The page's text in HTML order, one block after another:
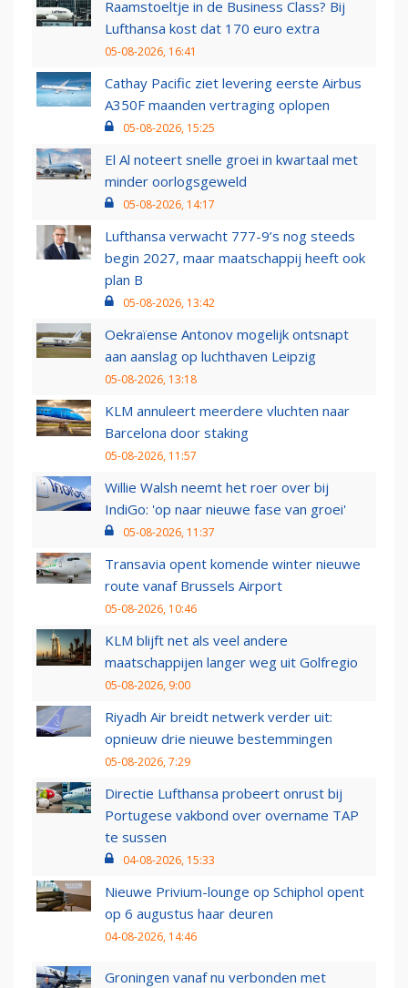
Raamstoeltje in de Business Class? Bij
Lufthansa kost dat 170 euro extra
05-08-2026, 16:41
Cathay Pacific ziet levering eerste Airbus
A350F maanden vertraging oplopen
05-08-2026, 15:25
El Al noteert snelle groei in kwartaal met
minder oorlogsgeweld
05-08-2026, 14:17
Lufthansa verwacht 777-9’s nog steeds
begin 2027, maar maatschappij heeft ook
plan B
05-08-2026, 13:42
Oekraïense Antonov mogelijk ontsnapt
aan aanslag op luchthaven Leipzig
05-08-2026, 13:18
KLM annuleert meerdere vluchten naar
Barcelona door staking
05-08-2026, 11:57
Willie Walsh neemt het roer over bij
IndiGo: 'op naar nieuwe fase van groei'
05-08-2026, 11:37
Transavia opent komende winter nieuwe
route vanaf Brussels Airport
05-08-2026, 10:46
KLM blijft net als veel andere
maatschappijen langer weg uit Golfregio
05-08-2026, 9:00
Riyadh Air breidt netwerk verder uit:
opnieuw drie nieuwe bestemmingen
05-08-2026, 7:29
Directie Lufthansa probeert onrust bij
Portugese vakbond over overname TAP
te sussen
04-08-2026, 15:33
Nieuwe Privium-lounge op Schiphol opent
op 6 augustus haar deuren
04-08-2026, 14:46
Groningen vanaf nu verbonden met